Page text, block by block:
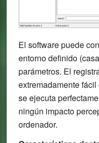
El software puede
entorno definido
parámetros. El
extremadamente
se ejecuta
ningún impacto
ordenador.